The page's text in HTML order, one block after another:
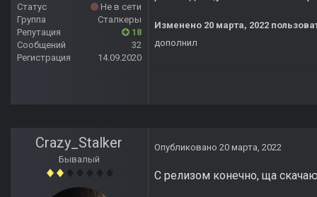
Статус
Не в сети
Группа
Сталкеры
Репутация
18
Сообщений
32
Регистрация
14.09.2020
Изменено 20 марта, 2022
дополнил
Crazy_Stalker
Бывалый
Опубликовано 20 марта, 2022
С релизом конечно, ща